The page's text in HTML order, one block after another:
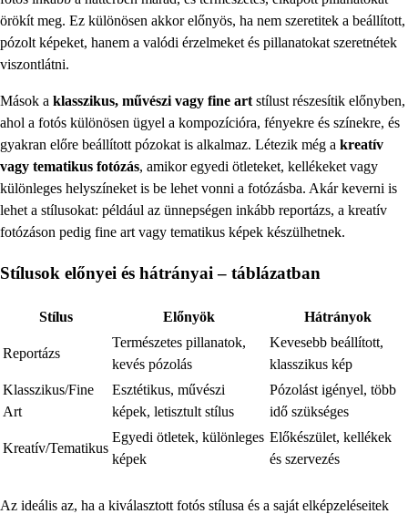
örökít meg. Ez különösen akkor előnyös, ha nem szeretitek a beállított,
pózolt képeket, hanem a valódi érzelmeket és pillanatokat szeretnétek
viszontlátni.
Mások a klasszikus, művészi vagy fine art stílust részesítik előnyben,
ahol a fotós különösen ügyel a kompozícióra, fényekre és színekre, és
gyakran előre beállított pózokat is alkalmaz. Létezik még a kreatív
vagy tematikus fotózás, amikor egyedi ötleteket, kellékeket vagy
különleges helyszíneket is be lehet vonni a fotózásba. Akár keverni is
lehet a stílusokat: például az ünnepségen inkább reportázs, a kreatív
fotózáson pedig fine art vagy tematikus képek készülhetnek.
Stílusok előnyei és hátrányai – táblázatban
Stílus Előnyök Hátrányok
Reportázs
Természetes pillanatok,
kevés pózolás
Kevesebb beállított,
klasszikus kép
Klasszikus/Fine
Art
Esztétikus, művészi
képek, letisztult stílus
Pózolást igényel, több
idő szükséges
Kreatív/Tematikus
Egyedi ötletek, különleges
képek
Előkészület, kellékek
és szervezés
Az ideális az, ha a kiválasztott fotós stílusa és a saját elképzeléseitek